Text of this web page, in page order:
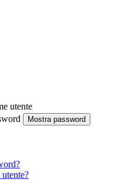
utente
Mostra password